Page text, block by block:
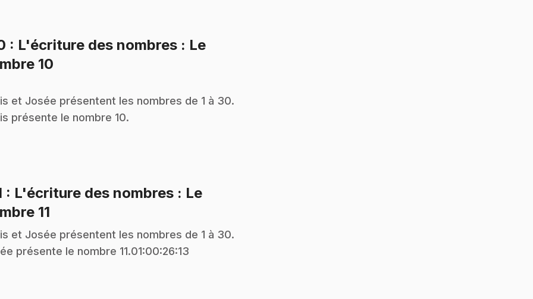
: L'écriture des nombres : Le
10
et Josée présentent les nombres de 1 à 30.
présente le nombre 10.
: L'écriture des nombres : Le
11
et Josée présentent les nombres de 1 à 30.
présente le nombre 11.01:00:26:13